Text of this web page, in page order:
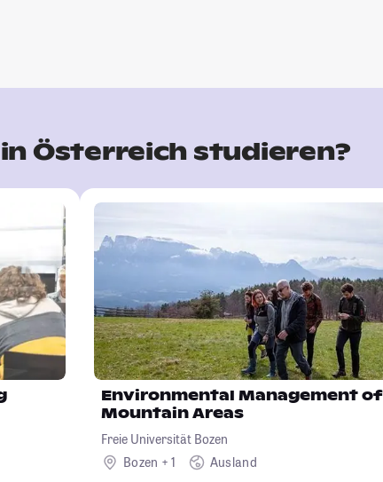
Österreich studieren?
Environmental Management of
Mountain Areas
Freie Universität Bozen
Bozen + 1
Ausland